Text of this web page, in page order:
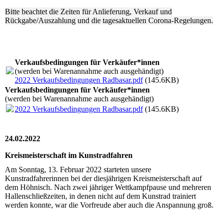
Bitte beachtet die Zeiten für Anlieferung, Verkauf und
Rückgabe/Auszahlung und die tagesaktuellen Corona-Regelungen.
Verkaufsbedingungen für Verkäufer*innen
(werden bei Warenannahme auch ausgehändigt)
2022 Verkaufsbedingungen Radbasar.pdf(145.6KB)
Verkaufsbedingungen für Verkäufer*innen
(werden bei Warenannahme auch ausgehändigt)
2022 Verkaufsbedingungen Radbasar.pdf(145.6KB)
24.02.2022
Kreismeisterschaft im Kunstradfahren
Am Sonntag, 13. Februar 2022 starteten unsere
Kunstradfahrerinnen bei der diesjährigen Kreismeisterschaft auf
dem Höhnisch. Nach zwei jähriger Wettkampfpause und mehreren
Hallenschließzeiten, in denen nicht auf dem Kunstrad trainiert
werden konnte, war die Vorfreude aber auch die Anspannung groß.